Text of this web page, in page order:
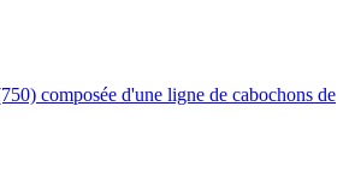
composée d'une ligne de cabochons de